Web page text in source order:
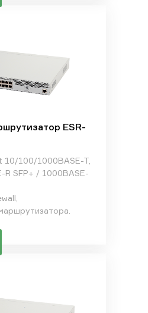
ESR-
10/100/1000BASE-T,
R SFP+ / 1000BASE-